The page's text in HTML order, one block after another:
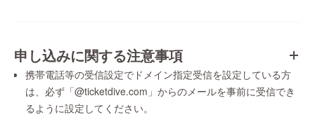
申し込みに関する注意事項
携帯電話等の受信設定でドメイン指定受信を設定している方
は、必ず「@ticketdive.com」からのメールを事前に受信でき
るように設定してください。